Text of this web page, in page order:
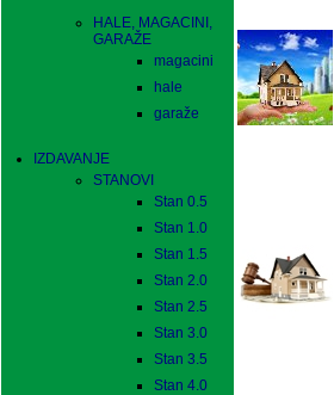
HALE, MAGACINI,
GARAŽE
magacini
hale
garaže
IZDAVANJE
STANOVI
Stan 0.5
Stan 1.0
Stan 1.5
Stan 2.0
Stan 2.5
Stan 3.0
Stan 3.5
Stan 4.0